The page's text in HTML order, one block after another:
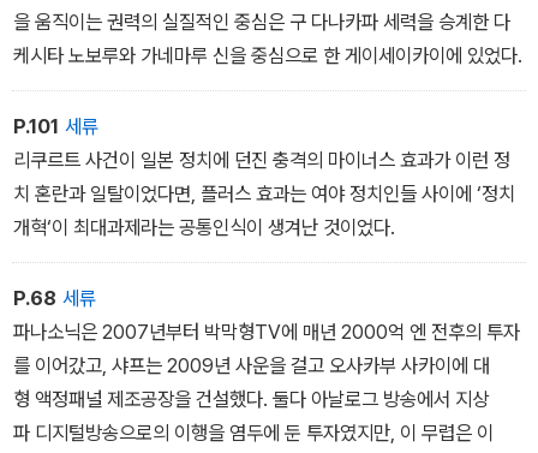
을 움직이는 권력의 실질적인 중심은 구 다나카파 세력을 승계한 다
케시타 노보루와 가네마루 신을 중심으로 한 게이세이카이에 있었다.
P.101 세류
리쿠르트 사건이 일본 정치에 던진 충격의 마이너스 효과가 이런 정
치 혼란과 일탈이었다면, 플러스 효과는 여야 정치인들 사이에 ‘정치
개혁‘이 최대과제라는 공통인식이 생겨난 것이었다.
P.68 세류
파나소닉은 2007년부터 박막형TV에 매년 2000억 엔 전후의 투자
를 이어갔고, 샤프는 2009년 사운을 걸고 오사카부 사카이에 대
형 액정패널 제조공장을 건설했다. 둘다 아날로그 방송에서 지상
파 디지털방송으로의 이행을 염두에 둔 투자였지만, 이 무렵은 이